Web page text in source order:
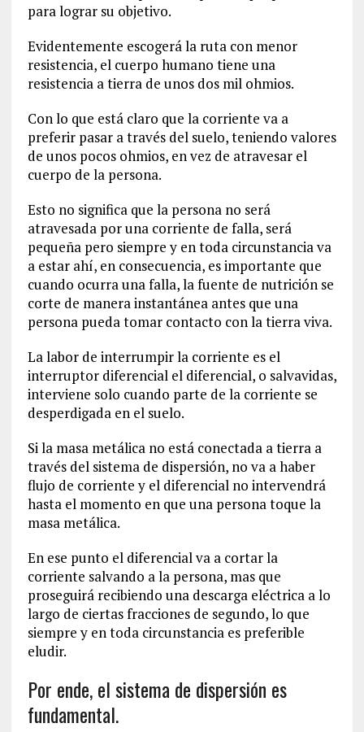
para lograr su objetivo.
Evidentemente escogerá la ruta con menor
resistencia, el cuerpo humano tiene una
resistencia a tierra de unos dos mil ohmios.
Con lo que está claro que la corriente va a
preferir pasar a través del suelo, teniendo valores
de unos pocos ohmios, en vez de atravesar el
cuerpo de la persona.
Esto no significa que la persona no será
atravesada por una corriente de falla, será
pequeña pero siempre y en toda circunstancia va
a estar ahí, en consecuencia, es importante que
cuando ocurra una falla, la fuente de nutrición se
corte de manera instantánea antes que una
persona pueda tomar contacto con la tierra viva.
La labor de interrumpir la corriente es el
interruptor diferencial el diferencial, o salvavidas,
interviene solo cuando parte de la corriente se
desperdigada en el suelo.
Si la masa metálica no está conectada a tierra a
través del sistema de dispersión, no va a haber
flujo de corriente y el diferencial no intervendrá
hasta el momento en que una persona toque la
masa metálica.
En ese punto el diferencial va a cortar la
corriente salvando a la persona, mas que
proseguirá recibiendo una descarga eléctrica a lo
largo de ciertas fracciones de segundo, lo que
siempre y en toda circunstancia es preferible
eludir.
Por ende, el sistema de dispersión es
fundamental.